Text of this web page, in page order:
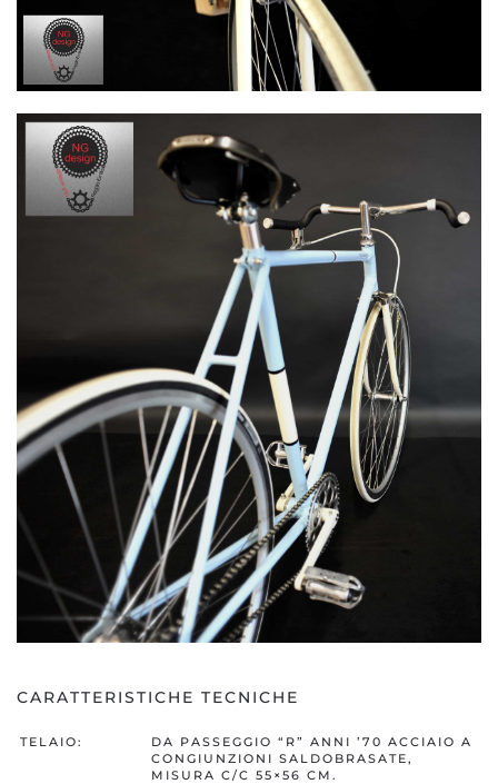
CARATTERISTICHE TECNICHE
TELAIO:
DA PASSEGGIO “R” ANNI ’70 ACCIAIO A
CONGIUNZIONI SALDOBRASATE,
MISURA C/C 55×56 CM.